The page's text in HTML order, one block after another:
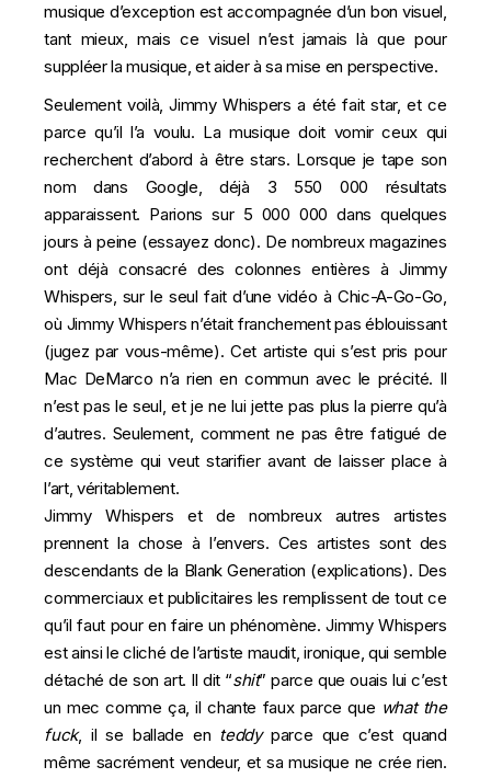
musique d’exception est accompagnée d’un bon visuel,
tant mieux, mais ce visuel n’est jamais là que pour
suppléer la musique, et aider à sa mise en perspective.
Seulement voilà, Jimmy Whispers a été fait star, et ce
parce qu’il l’a voulu. La musique doit vomir ceux qui
recherchent d’abord à être stars. Lorsque je tape son
nom dans Google, déjà 3 550 000 résultats
apparaissent. Parions sur 5 000 000 dans quelques
jours à peine (essayez donc). De nombreux magazines
ont déjà consacré des colonnes entières à Jimmy
Whispers, sur le seul fait d’une vidéo à Chic-A-Go-Go,
où Jimmy Whispers n’était franchement pas éblouissant
(jugez par vous-même). Cet artiste qui s’est pris pour
Mac DeMarco n’a rien en commun avec le précité. Il
n’est pas le seul, et je ne lui jette pas plus la pierre qu’à
d’autres. Seulement, comment ne pas être fatigué de
ce système qui veut starifier avant de laisser place à
l’art, véritablement.
Jimmy Whispers et de nombreux autres artistes
prennent la chose à l’envers. Ces artistes sont des
descendants de la Blank Generation (explications). Des
commerciaux et publicitaires les remplissent de tout ce
qu’il faut pour en faire un phénomène. Jimmy Whispers
est ainsi le cliché de l’artiste maudit, ironique, qui semble
détaché de son art. Il dit “shit” parce que ouais lui c’est
un mec comme ça, il chante faux parce que what the
fuck, il se ballade en teddyparce que c’est quand
même sacrément vendeur, et sa musique ne crée rien.